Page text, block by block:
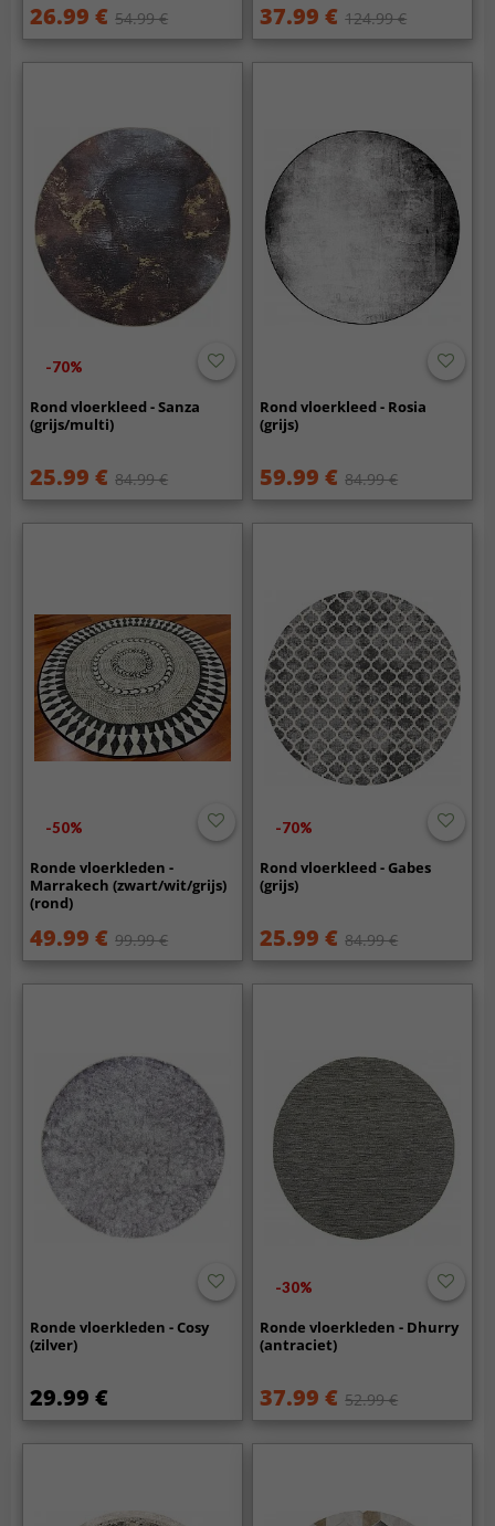
26.99 € 54.99 € 37.99 € 124.99 €
-70%
Rond vloerkleed - Sanza
(grijs/multi)
25.99 € 84.99 €
Rond vloerkleed - Rosia
(grijs)
59.99 € 84.99 €
-50%
Ronde vloerkleden -
Marrakech (zwart/wit/grijs)
(rond)
49.99 € 99.99 €
-70%
Rond vloerkleed - Gabes
(grijs)
25.99 € 84.99 €
Ronde vloerkleden - Cosy
(zilver)
29.99 €
-30%
Ronde vloerkleden - Dhurry
(antraciet)
37.99 € 52.99 €